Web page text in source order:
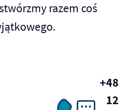
razem coś
+48
12